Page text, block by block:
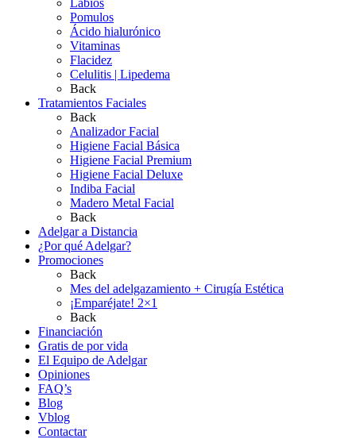
Pomulos
Ácido hialurónico
Vitaminas
Flacidez
Celulitis | Lipedema
Back
Tratamientos Faciales
Back
Analizador Facial
Higiene Facial Básica
Higiene Facial Premium
Higiene Facial Deluxe
Indiba Facial
Madero Metal Facial
Back
Adelgar a Distancia
¿Por qué Adelgar?
Promociones
Back
Mes del adelgazamiento + Cirugía Estética
¡Emparéjate! 2×1
Back
Financiación
Gratis de por vida
El Equipo de Adelgar
Opiniones
FAQ’s
Blog
Vblog
Contactar